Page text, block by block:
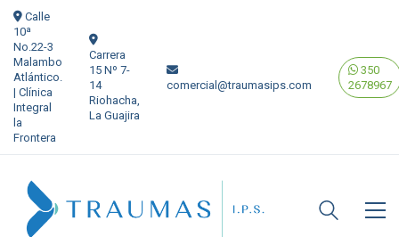
Calle
10ª
No.22-3
Malambo
Atlántico.
| Clínica
Integral
la
Frontera
Carrera
15 Nº 7-
14
Riohacha,
La Guajira
comercial@traumasips.com
350
2678967